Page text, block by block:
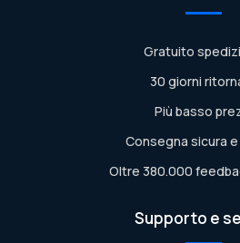
Gratuito
30 giorni
Più basso
Consegna sicura
Oltre 380.000
Supporto e